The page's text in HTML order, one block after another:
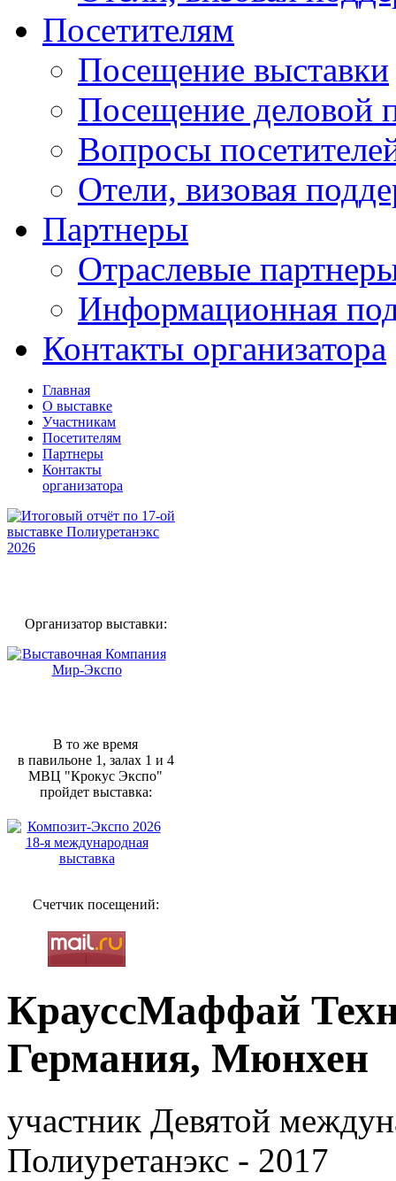
Посетителям
Посещение выставки
Посещение деловой
Вопросы
Отели, визовая
Партнеры
Отраслевые
Информационная
Контакты организатора
Главная
О выставке
Участникам
Посетителям
Партнеры
Контакты
организатора
Организатор выставки:
В то же время
в павильоне 1, залах 1 и 4
МВЦ "Крокус Экспо"
пройдет выставка:
Счетчик посещений:
КрауссМаффай
Германия, Мюнхен
участник Девятой
Полиуретанэкс - 2017